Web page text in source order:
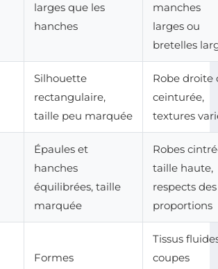
larges que les
hanches
manches
larges ou
bretelles
Silhouette
rectangulaire,
taille peu marquée
Robe droite
ceinturée,
textures
Épaules et
hanches
équilibrées, taille
marquée
Robes
taille haute,
respects des
proportions
Formes
Tissus
coupes